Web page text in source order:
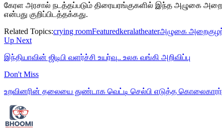
கேரள அரசால் நடத்தப்படும் திரையரங்குகளில் இந்த அழுகை அறை
என்பது குறிப்பிடத்தக்கது.
Related Topics:crying roomFeaturedkeralatheaterஅழுகை அறை
Up Next
இந்தியாவின் ஜிடிபி வளர்ச்சி உயர்வு.. உலக வங்கி அறிவிப்பு
Don't Miss
உறவினரின் தலையை துண்டாக வெட்டி செல்பி எடுத்த